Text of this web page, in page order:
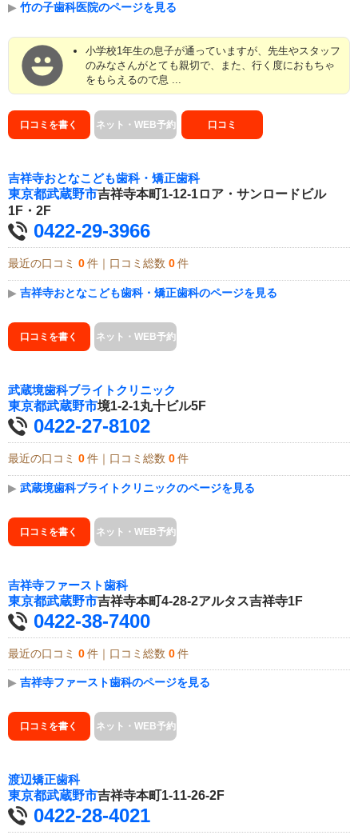
▶ 竹の子歯科医院のページを見る
小学校1年生の息子が通っていますが、先生やスタッフ
のみなさんがとても親切で、また、行く度におもちゃ
をもらえるので息 ...
口コミを書く ネット・WEB予約 口コミ
吉祥寺おとなこども歯科・矯正歯科
東京都武蔵野市吉祥寺本町1-12-1ロア・サンロードビル
1F・2F
0422-29-3966
最近の口コミ 0 件｜口コミ総数 0 件
▶ 吉祥寺おとなこども歯科・矯正歯科のページを見る
口コミを書く ネット・WEB予約
武蔵境歯科ブライトクリニック
東京都武蔵野市境1-2-1丸十ビル5F
0422-27-8102
最近の口コミ 0 件｜口コミ総数 0 件
▶ 武蔵境歯科ブライトクリニックのページを見る
口コミを書く ネット・WEB予約
吉祥寺ファースト歯科
東京都武蔵野市吉祥寺本町4-28-2アルタス吉祥寺1F
0422-38-7400
最近の口コミ 0 件｜口コミ総数 0 件
▶ 吉祥寺ファースト歯科のページを見る
口コミを書く ネット・WEB予約
渡辺矯正歯科
東京都武蔵野市吉祥寺本町1-11-26-2F
0422-28-4021